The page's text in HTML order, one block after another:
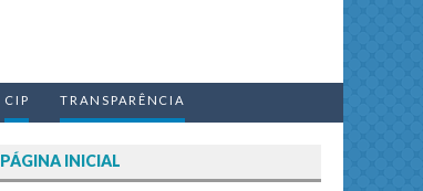
CIP TRANSPARÊNCIA
PÁGINA INICIAL